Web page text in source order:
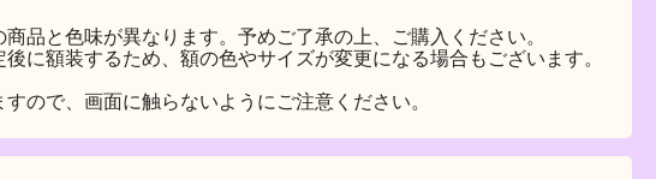
品と色味が異なります。予めご了承の上、ご購入ください。
に額装するため、額の色やサイズが変更になる場合もございます。
ので、画面に触らないようにご注意ください。